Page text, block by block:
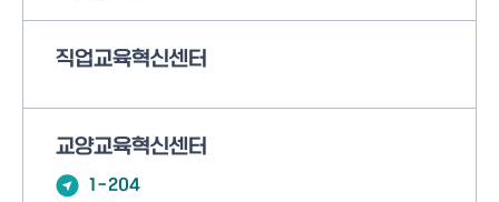
직업교육혁신센터
교양교육혁신센터
1-204